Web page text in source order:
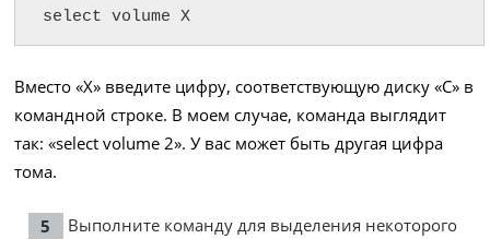
select volume X
Вместо «X» введите цифру, соответствующую диску «C» в
командной строке. В моем случае, команда выглядит
так: «select volume 2». У вас может быть другая цифра
тома.
Выполните команду для выделения некоторого